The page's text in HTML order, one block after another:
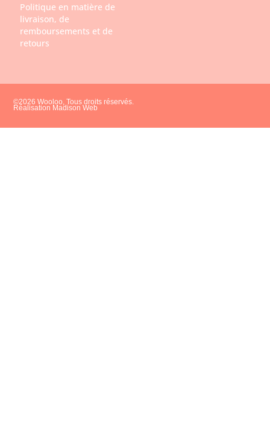
Politique en matière de
livraison, de
remboursements et de
retours
©2026 Wooloo, Tous droits réservés.
Réalisation Madison Web